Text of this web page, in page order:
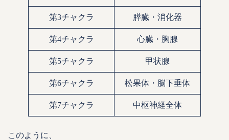
第3チャクラ 膵臓・消化器
第4チャクラ 心臓・胸腺
第5チャクラ 甲状腺
第6チャクラ 松果体・脳下垂体
第7チャクラ 中枢神経全体
このように、